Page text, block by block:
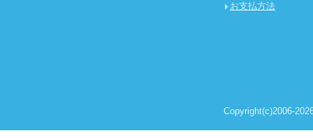
お支払方法
Copyright(c)2006-